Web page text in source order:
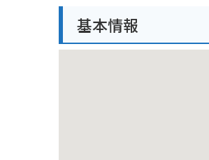
適な場所です。リゾラテラス
基本情報